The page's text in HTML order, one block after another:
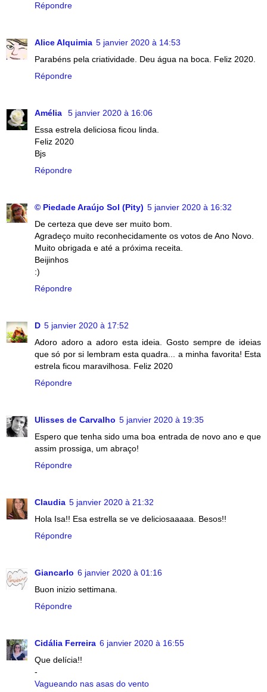
Répondre
Alice Alquimia 5 janvier 2020 à 14:53
Parabéns pela criatividade. Deu água na boca. Feliz 2020.
Répondre
Amélia
5 janvier 2020 à 16:06
Essa estrela deliciosa ficou linda.
Feliz 2020
Bjs
Répondre
© Piedade Araújo Sol (Pity) 5 janvier 2020 à 16:32
De certeza que deve ser muito bom.
Agradeço muito reconhecidamente os votos de Ano Novo.
Muito obrigada e até a próxima receita.
Beijinhos
:)
Répondre
D 5 janvier 2020 à 17:52
Adoro adoro a adoro esta ideia. Gosto sempre de ideias
que só por si lembram esta quadra... a minha favorita! Esta
estrela ficou maravilhosa. Feliz 2020
Répondre
Ulisses de Carvalho 5 janvier 2020 à 19:35
Espero que tenha sido uma boa entrada de novo ano e que
assim prossiga, um abraço!
Répondre
Claudia 5 janvier 2020 à 21:32
Hola Isa!! Esa estrella se ve deliciosaaaaa. Besos!!
Répondre
Giancarlo 6 janvier 2020 à 01:16
Buon inizio settimana.
Répondre
Cidália Ferreira 6 janvier 2020 à 16:55
Que delícia!!
-
Vagueando nas asas do vento